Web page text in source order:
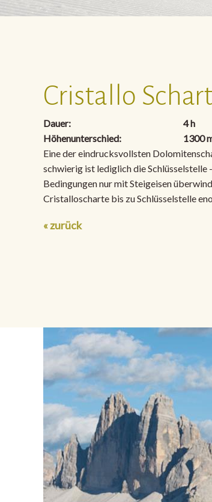
Cristallo
Dauer:
4 h
Höhenunterschied:
1300
Eine der eindrucksvollsten
schwierig ist lediglich die
Bedingungen nur mit Steigeisen
Cristalloscharte bis zu Schlüsselstelle
« zurück